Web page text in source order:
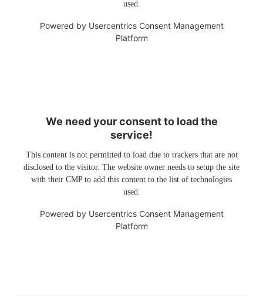
used.
Powered by Usercentrics Consent Management
Platform
We need your consent to load the
service!
This content is not permitted to load due to trackers that are not
disclosed to the visitor. The website owner needs to setup the site
with their CMP to add this content to the list of technologies
used.
Powered by Usercentrics Consent Management
Platform